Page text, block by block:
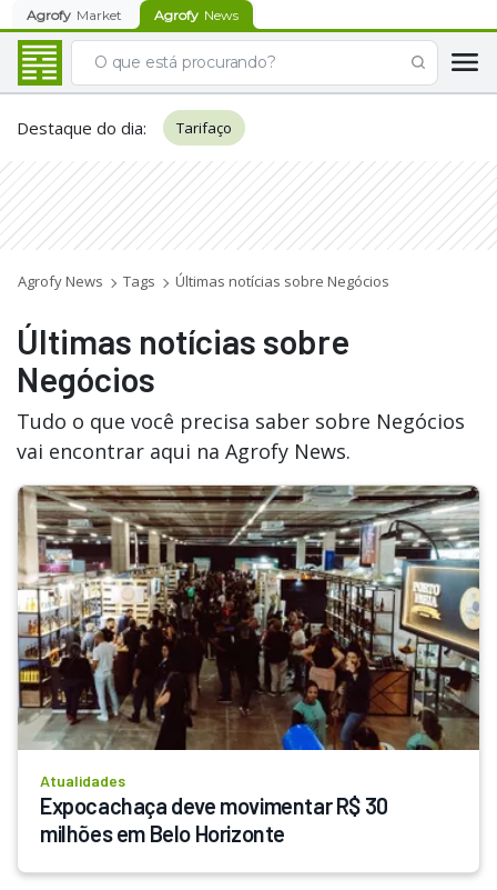
Agrofy Market Agrofy News
Destaque do dia: Tarifaço
Agrofy News Tags Últimas notícias sobre Negócios
Últimas notícias sobre
Negócios
Tudo o que você precisa saber sobre Negócios
vai encontrar aqui na Agrofy News.
Atualidades
Expocachaça deve movimentar R$ 30
milhões em Belo Horizonte